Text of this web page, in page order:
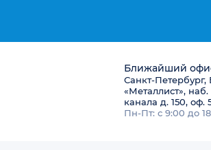
Ближайший
Санкт-Петербург,
«Металлист»,
канала д. 150, оф.
Пн-Пт: с 9:00 до